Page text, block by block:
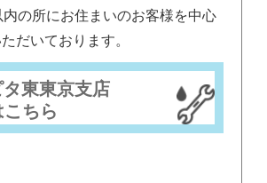
の所にお住まいのお客様を中心
だいております。
タ東東京支店
ちら